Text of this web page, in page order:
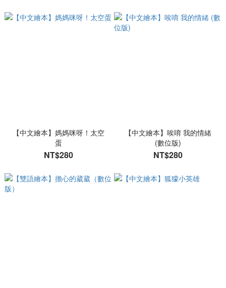
【中文繪本】媽媽咪呀！太空
蛋
NT$280
【中文繪本】唉唷 我的情緒
(數位版)
NT$280